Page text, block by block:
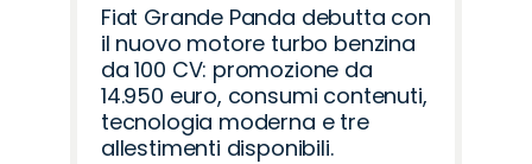
Fiat Grande Panda debutta con
il nuovo motore turbo benzina
da 100 CV: promozione da
14.950 euro, consumi contenuti,
tecnologia moderna e tre
allestimenti disponibili.